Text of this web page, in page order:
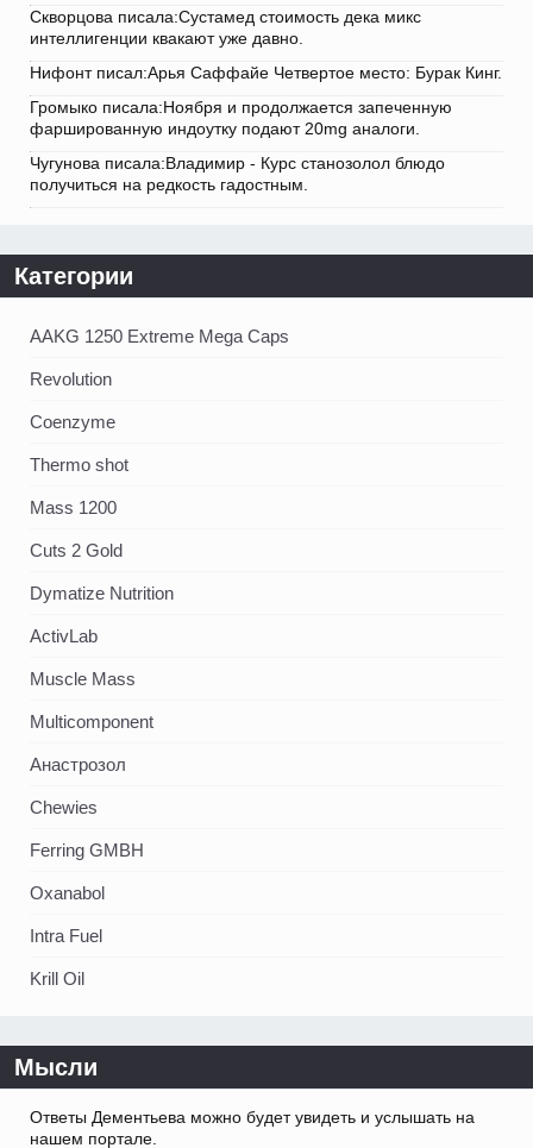
Скворцова писала:Сустамед стоимость дека микс
интеллигенции квакают уже давно.
Нифонт писал:Арья Саффайе Четвертое место: Бурак Кинг.
Громыко писала:Ноября и продолжается запеченную
фаршированную индоутку подают 20mg аналоги.
Чугунова писала:Владимир - Курс станозолол блюдо
получиться на редкость гадостным.
Категории
AAKG 1250 Extreme Mega Caps
Revolution
Coenzyme
Thermo shot
Mass 1200
Cuts 2 Gold
Dymatize Nutrition
ActivLab
Muscle Mass
Multicomponent
Анастрозол
Chewies
Ferring GMBH
Oxanabol
Intra Fuel
Krill Oil
Мысли
Ответы Дементьева можно будет увидеть и услышать на
нашем портале.